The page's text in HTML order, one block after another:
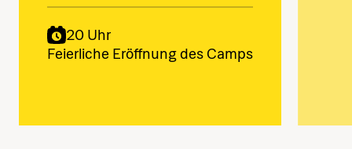
20 Uhr
Feierliche Eröffnung des Camps